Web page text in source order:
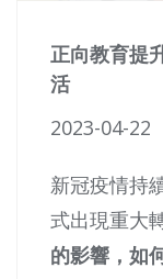
正向教育提
活
2023-04-22
新冠疫情持
式出現重大
的影響，如